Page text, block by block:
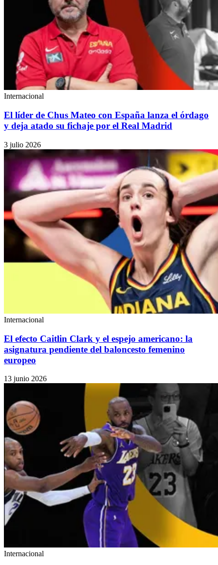
Internacional
El líder de Chus Mateo con España lanza el órdago
y deja atado su fichaje por el Real Madrid
3 julio 2026
Internacional
El efecto Caitlin Clark y el espejo americano: la
asignatura pendiente del baloncesto femenino
europeo
13 junio 2026
Internacional